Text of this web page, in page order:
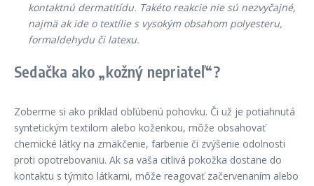
kontaktnú dermatitídu. Takéto reakcie nie sú nezvyčajné,
najmä ak ide o textílie s vysokým obsahom polyesteru,
formaldehydu či latexu.
Sedačka ako „kožný nepriateľ“?
Zoberme si ako príklad obľúbenú pohovku. Či už je potiahnutá
syntetickým textilom alebo koženkou, môže obsahovať
chemické látky na zmäkčenie, farbenie či zvýšenie odolnosti
proti opotrebovaniu. Ak sa vaša citlivá pokožka dostane do
kontaktu s týmito látkami, môže reagovať začervenaním alebo